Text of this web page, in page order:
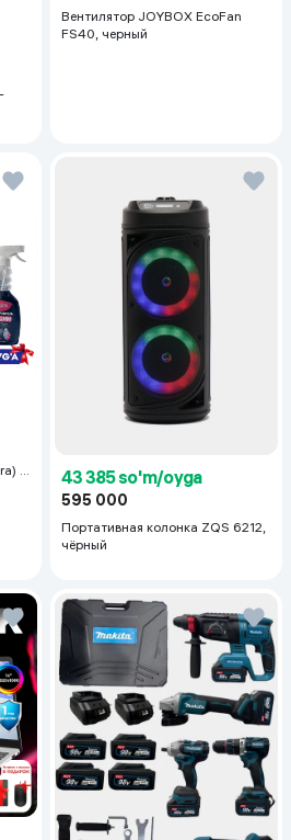
Вентилятор JOYBOX EcoFan
FS40, черный
43 385 so'm/oyga
595 000
Портативная колонка ZQS 6212,
чёрный